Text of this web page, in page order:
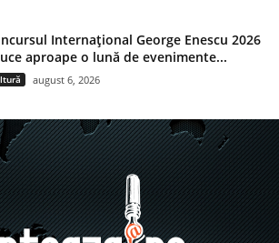
Internațional George Enescu 2026
aproape o lună de evenimente...
august 6, 2026